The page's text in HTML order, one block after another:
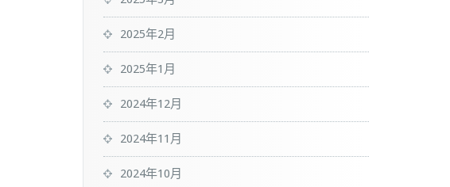
2025年2月
2025年1月
2024年12月
2024年11月
2024年10月